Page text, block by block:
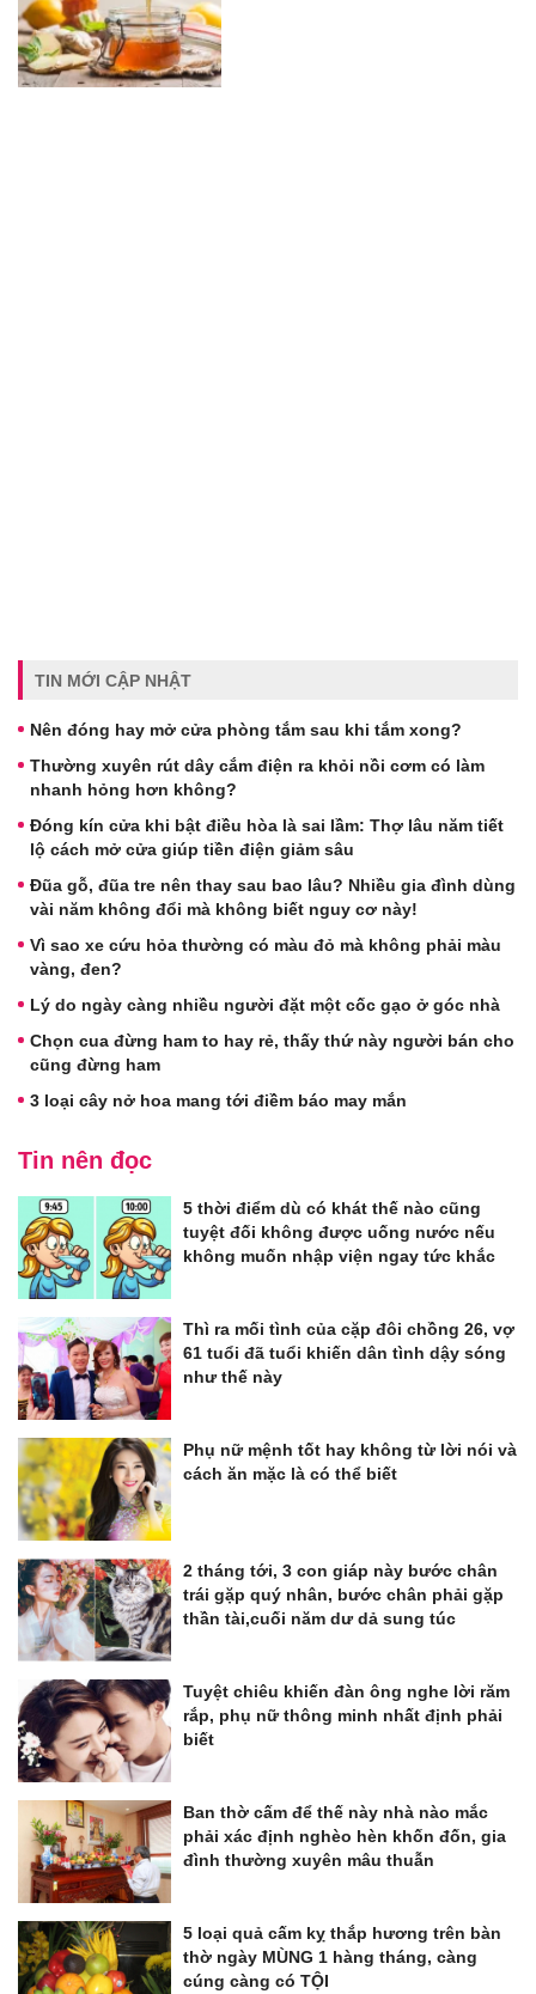
TIN MỚI CẬP NHẬT
Nên đóng hay mở cửa phòng tắm sau khi tắm xong?
Thường xuyên rút dây cắm điện ra khỏi nồi cơm có làm
nhanh hỏng hơn không?
Đóng kín cửa khi bật điều hòa là sai lầm: Thợ lâu năm tiết
lộ cách mở cửa giúp tiền điện giảm sâu
Đũa gỗ, đũa tre nên thay sau bao lâu? Nhiều gia đình dùng
vài năm không đổi mà không biết nguy cơ này!
Vì sao xe cứu hỏa thường có màu đỏ mà không phải màu
vàng, đen?
Lý do ngày càng nhiều người đặt một cốc gạo ở góc nhà
Chọn cua đừng ham to hay rẻ, thấy thứ này người bán cho
cũng đừng ham
3 loại cây nở hoa mang tới điềm báo may mắn
Tin nên đọc
5 thời điểm dù có khát thế nào cũng
tuyệt đối không được uống nước nếu
không muốn nhập viện ngay tức khắc
Thì ra mối tình của cặp đôi chồng 26, vợ
61 tuổi đã tuổi khiến dân tình dậy sóng
như thế này
Phụ nữ mệnh tốt hay không từ lời nói và
cách ăn mặc là có thể biết
2 tháng tới, 3 con giáp này bước chân
trái gặp quý nhân, bước chân phải gặp
thần tài,cuối năm dư dả sung túc
Tuyệt chiêu khiến đàn ông nghe lời răm
rắp, phụ nữ thông minh nhất định phải
biết
Ban thờ cấm để thế này nhà nào mắc
phải xác định nghèo hèn khốn đốn, gia
đình thường xuyên mâu thuẫn
5 loại quả cấm kỵ thắp hương trên bàn
thờ ngày MÙNG 1 hàng tháng, càng
cúng càng có TỘI